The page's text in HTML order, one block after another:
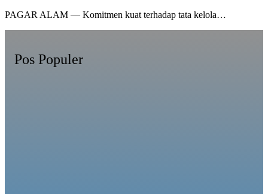
PAGAR ALAM — Komitmen kuat terhadap tata kelola…
Pos Populer